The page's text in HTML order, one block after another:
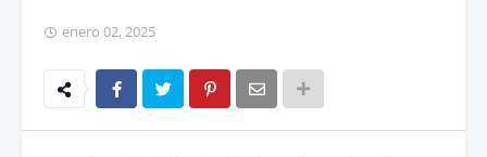
enero 02, 2025